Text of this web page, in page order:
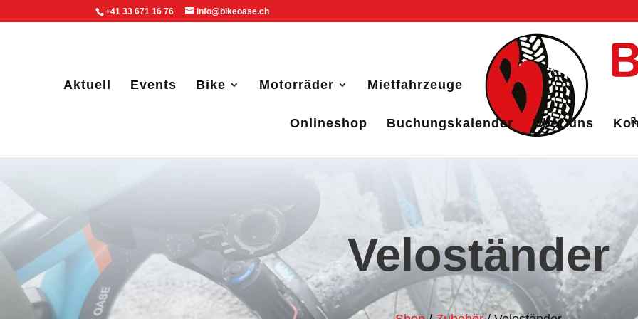
+41 33 671 16 76 info@bikeoase.ch
Aktuell Events Bike Motorräder Mietfahrzeuge
Onlineshop Buchungskalender Über uns
Veloständer